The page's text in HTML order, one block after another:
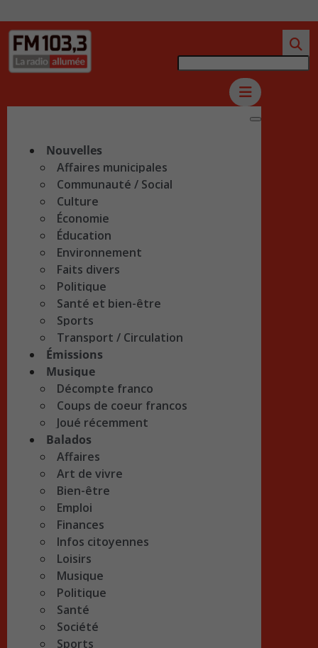
Nouvelles
Affaires municipales
Communauté / Social
Culture
Économie
Éducation
Environnement
Faits divers
Politique
Santé et bien-être
Sports
Transport / Circulation
Émissions
Musique
Décompte franco
Coups de coeur francos
Joué récemment
Balados
Affaires
Art de vivre
Bien-être
Emploi
Finances
Infos citoyennes
Loisirs
Musique
Politique
Santé
Société
Sports